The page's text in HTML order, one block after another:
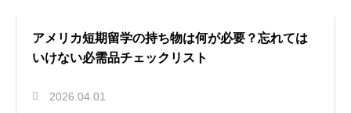
アメリカ短期留学の持ち物は何が必要？忘れては
いけない必需品チェックリスト
2026.04.01